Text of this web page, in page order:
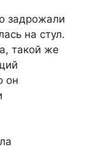
задрожали
на стул.
такой же
он